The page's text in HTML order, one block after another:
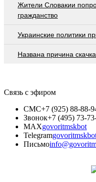
Жители Словакии
гражданство
Украинские политики
Названа причина
Связь с эфиром
СМС+7 (925) 88-88-
Звонок+7 (495) 73-
MAXgovoritmskbot
Telegram
Письмо